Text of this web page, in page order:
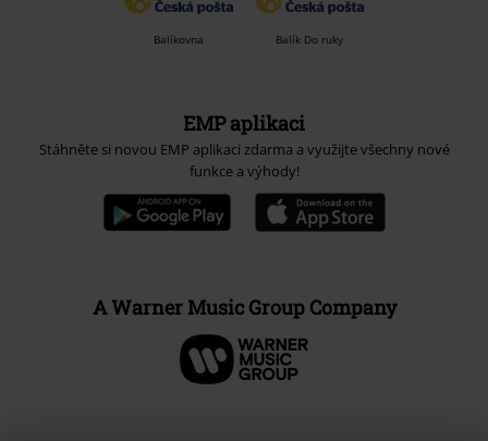
Balíkovna Balík Do ruky
EMP aplikaci
Stáhněte si novou EMP aplikaci zdarma a využijte všechny nové
funkce a výhody!
A Warner Music Group Company